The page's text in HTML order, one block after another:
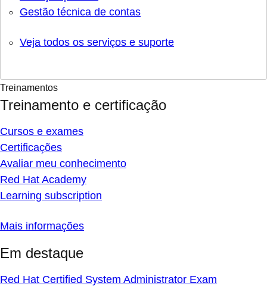
Gestão técnica de contas
Veja todos os serviços e suporte
Treinamentos
Treinamento e certificação
Cursos e exames
Certificações
Avaliar meu conhecimento
Red Hat Academy
Learning subscription
Mais informações
Em destaque
Red Hat Certified System Administrator Exam